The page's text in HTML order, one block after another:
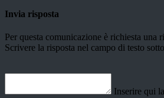
Invia risposta
Per questa comunicazione è richiesta una
Scrivere la risposta nel campo di testo
Inserire qui